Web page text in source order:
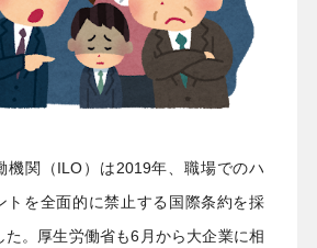
機関（ILO）は2019年、職場でのハ
トを全面的に禁止する国際条約を採
た。厚生労働省も6月から大企業に相